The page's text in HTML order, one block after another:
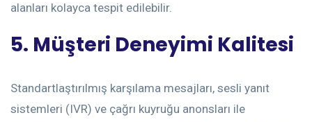
alanları kolayca tespit edilebilir.
5. Müşteri Deneyimi Kalitesi
Standartlaştırılmış karşılama mesajları, sesli yanıt
sistemleri (IVR) ve çağrı kuyruğu anonsları ile